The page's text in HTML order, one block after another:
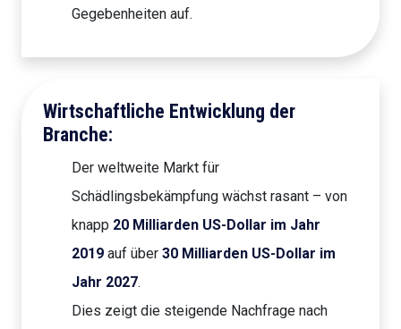
Gegebenheiten auf.
Wirtschaftliche Entwicklung der
Branche:
Der weltweite Markt für
Schädlingsbekämpfung wächst rasant – von
knapp 20 Milliarden US-Dollar im Jahr
2019 auf über 30 Milliarden US-Dollar im
Jahr 2027.
Dies zeigt die steigende Nachfrage nach